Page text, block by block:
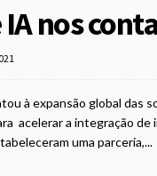
nos
à expansão global das
acelerar a integração
uma parceria,...